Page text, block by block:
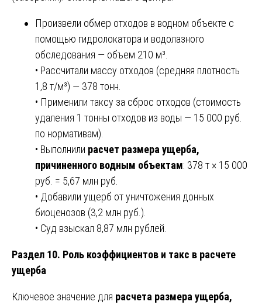
Произвели обмер отходов в водном объекте с
помощью гидролокатора и водолазного
обследования — объем 210 м³.
• Рассчитали массу отходов (средняя плотность
1,8 т/м³) — 378 тонн.
• Применили таксу за сброс отходов (стоимость
удаления 1 тонны отходов из воды — 15 000 руб.
по нормативам).
• Выполнили расчет размера ущерба,
причиненного водным объектам: 378 т × 15 000
руб. = 5,67 млн руб.
• Добавили ущерб от уничтожения донных
биоценозов (3,2 млн руб.).
• Суд взыскал 8,87 млн рублей.
Раздел 10. Роль коэффициентов и такс в расчете
ущерба
Ключевое значение для расчета размера ущерба,